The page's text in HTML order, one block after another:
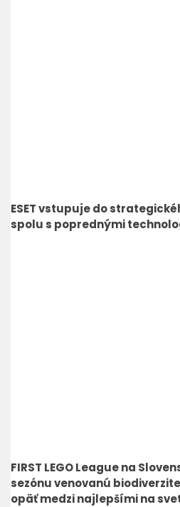
ESET vstupuje do
spolu s poprednými
FIRST LEGO League na
sezónu venovanú
opäť medzi najlepšími na